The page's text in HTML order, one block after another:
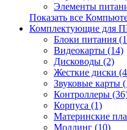
Элементы
Показать все
Комплектующие для
Блоки питания
Видеокарты (14)
Дисководы (2)
Жесткие диски
Звуковые карты
Контроллеры
Корпуса (1)
Материнские
Моддинг (10)